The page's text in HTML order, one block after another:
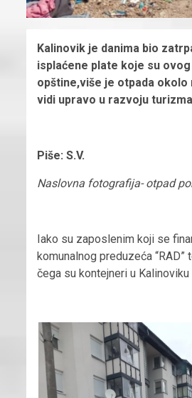
Kalinovik je danima bio
isplaćene plate koje su
opštine,više je otpada okolo
vidi upravo u razvoju
Piše: S.V.
Naslovna fotografija- otpad
Iako su zaposlenim koji se
komunalnog preduzeća
čega su kontejneri u